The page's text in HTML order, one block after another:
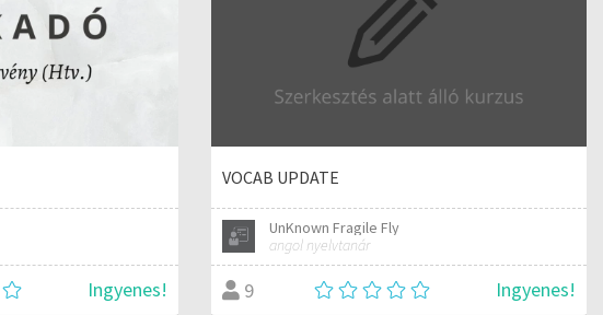
Ingyenes!
VOCAB UPDATE
UnKnown Fragile Fly
angol nyelvtanár
9 Ingyenes!